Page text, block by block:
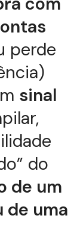
perde
sinal
do
de um
de uma